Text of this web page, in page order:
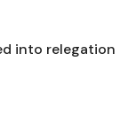
into relegation